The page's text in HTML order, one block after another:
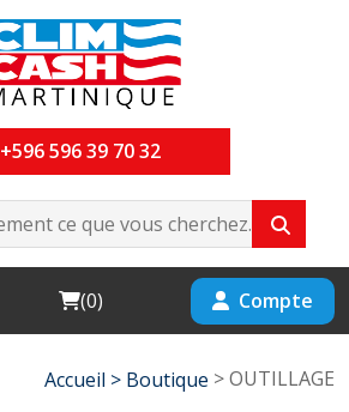
+596 596 39 70 32
Cart
(0) Compte
Accueil > Boutique > OUTILLAGE